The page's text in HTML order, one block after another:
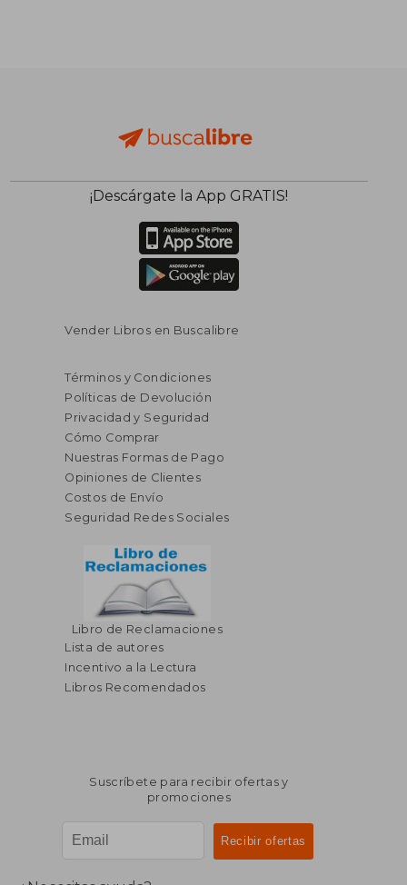
¡Descárgate la App GRATIS!
Vender Libros en Buscalibre
Términos y Condiciones
Políticas de Devolución
Privacidad y Seguridad
Cómo Comprar
Nuestras Formas de Pago
Opiniones de Clientes
Costos de Envío
Seguridad Redes Sociales
Libro de Reclamaciones
Lista de autores
Incentivo a la Lectura
Libros Recomendados
Suscríbete para recibir ofertas y
promociones